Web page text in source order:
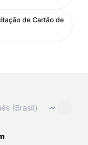
de Cartão de
⌄